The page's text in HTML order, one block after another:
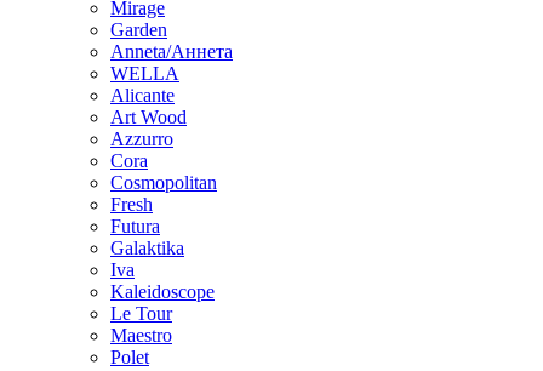
Mirage
Garden
Anneta/Аннета
WELLA
Alicante
Art Wood
Azzurro
Cora
Cosmopolitan
Fresh
Futura
Galaktika
Iva
Kaleidoscope
Le Tour
Maestro
Polet